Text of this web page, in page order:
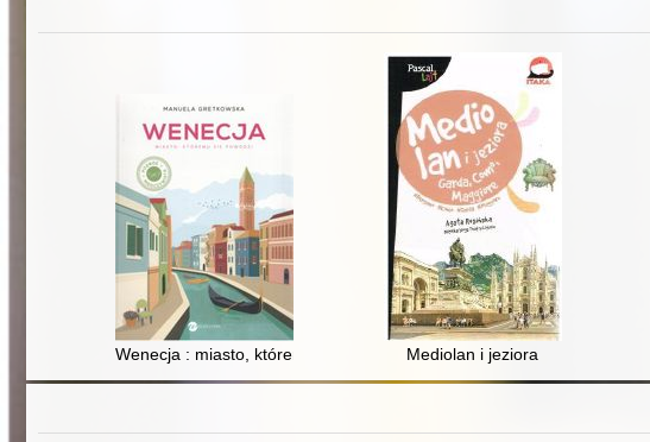
Wenecja : miasto, któremu się powodziMediolan i jeziora